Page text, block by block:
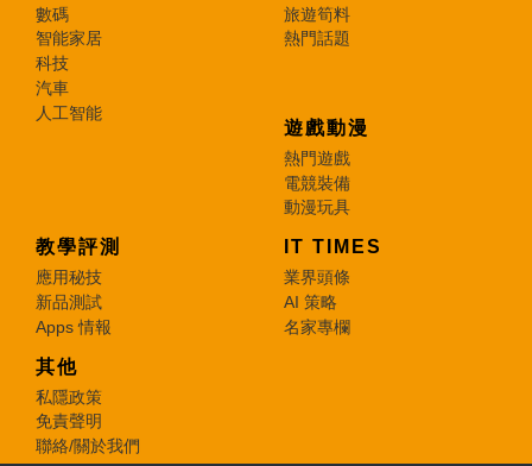
數碼
智能家居
科技
汽車
人工智能
旅遊筍料
熱門話題
遊戲動漫
熱門遊戲
電競裝備
動漫玩具
教學評測
應用秘技
新品測試
Apps 情報
IT TIMES
業界頭條
AI 策略
名家專欄
其他
私隱政策
免責聲明
聯絡/關於我們